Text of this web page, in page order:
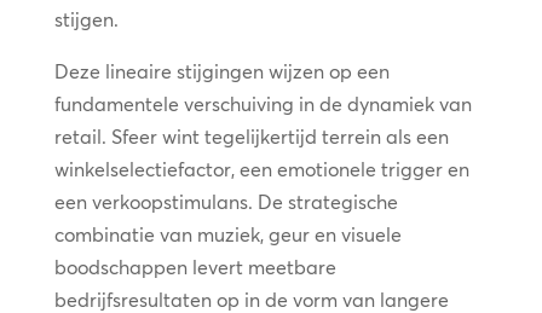
stijgen.
Deze lineaire stijgingen wijzen op een
fundamentele verschuiving in de dynamiek van
retail. Sfeer wint tegelijkertijd terrein als een
winkelselectiefactor, een emotionele trigger en
een verkoopstimulans. De strategische
combinatie van muziek, geur en visuele
boodschappen levert meetbare
bedrijfsresultaten op in de vorm van langere